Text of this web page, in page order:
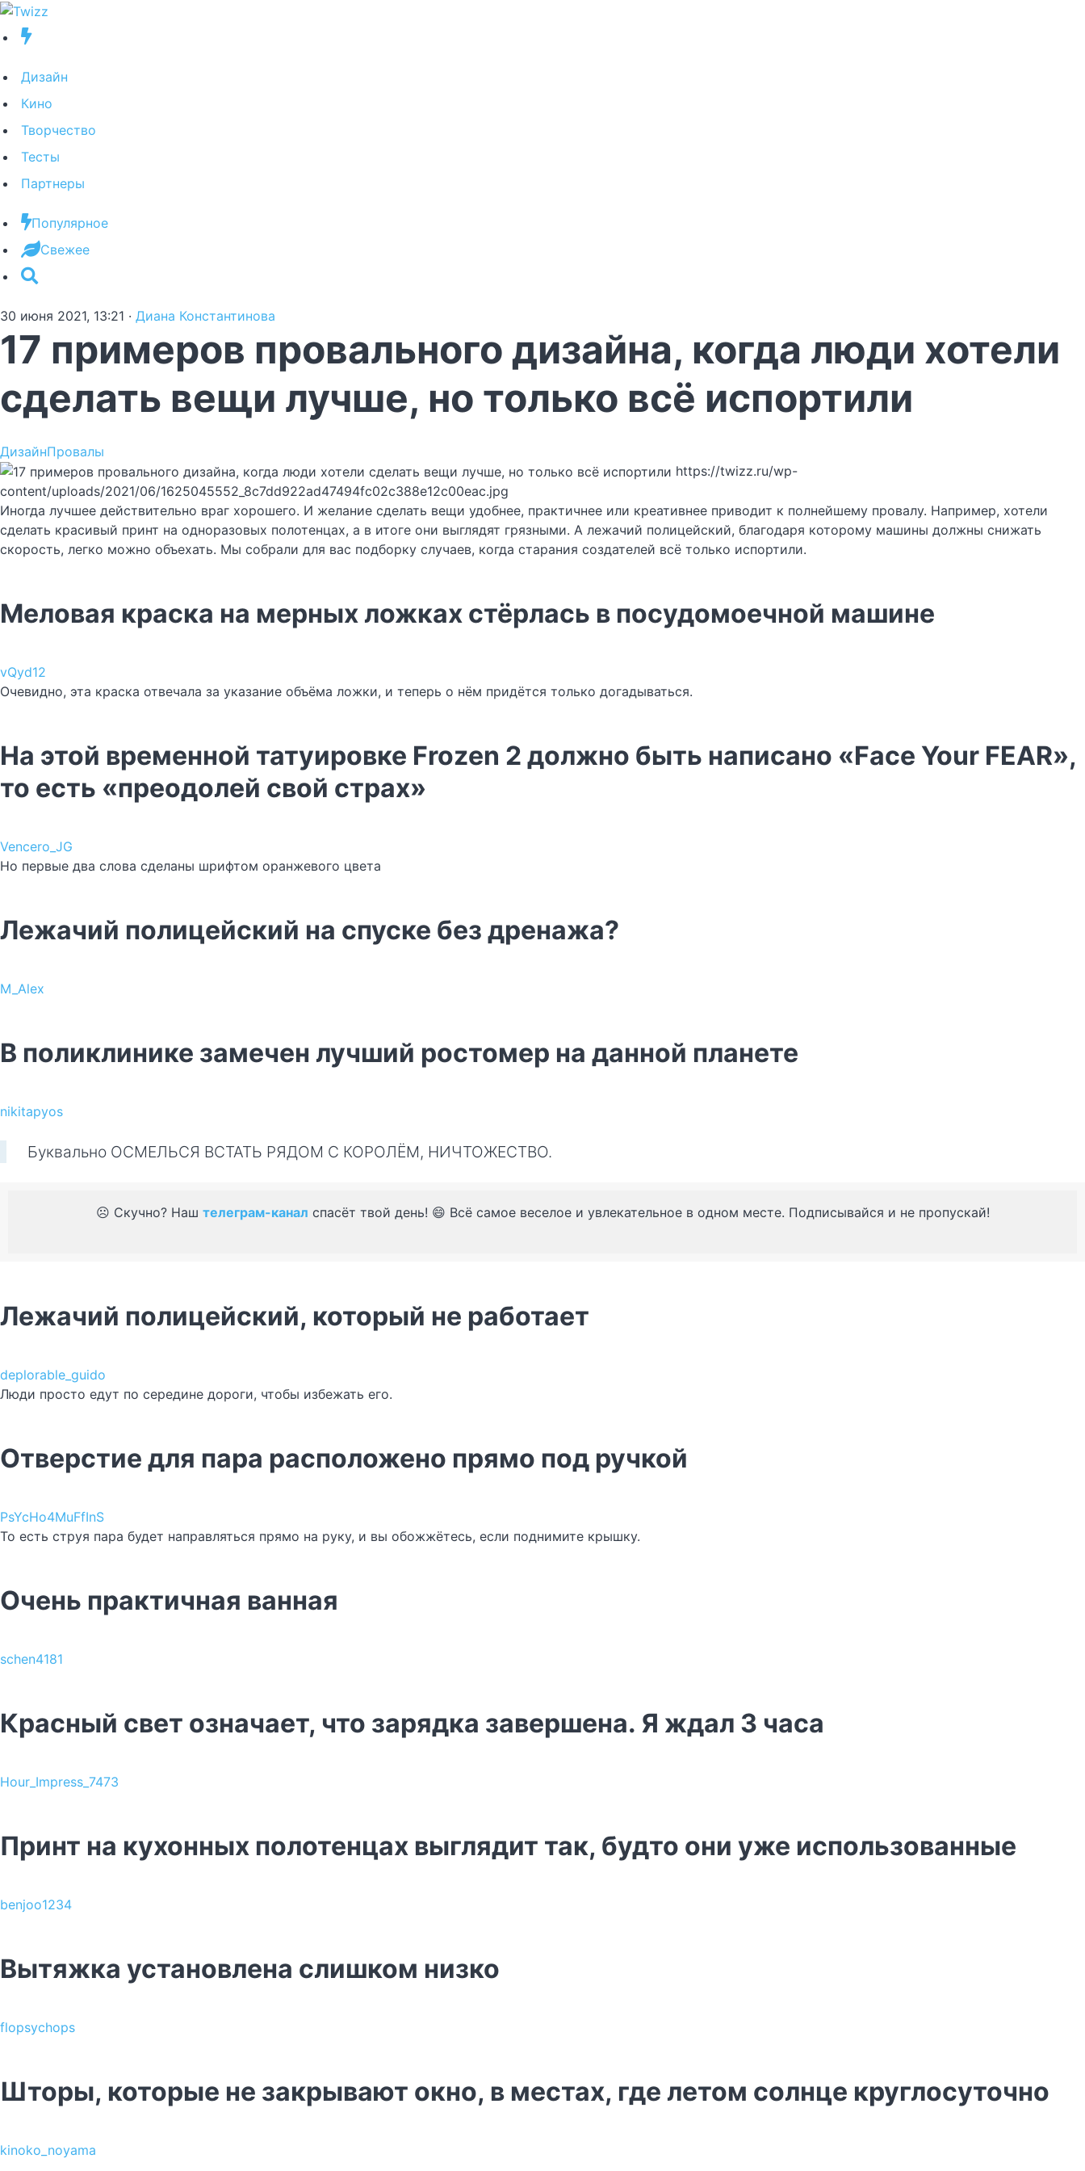
Дизайн
Кино
Творчество
Тесты
Партнеры
Популярное
Свежее
30 июня 2021, 13:21 · Диана Константинова
17 примеров провального дизайна, когда люди хотели
сделать вещи лучше, но только всё испортили
ДизайнПровалы
https://twizz.ru/wp-
content/uploads/2021/06/1625045552_8c7dd922ad47494fc02c388e12c00eac.jpg
Иногда лучшее действительно враг хорошего. И желание сделать вещи удобнее, практичнее или креативнее приводит к полнейшему провалу. Например, хотели
сделать красивый принт на одноразовых полотенцах, а в итоге они выглядят грязными. А лежачий полицейский, благодаря которому машины должны снижать
скорость, легко можно объехать. Мы собрали для вас подборку случаев, когда старания создателей всё только испортили.
Меловая краска на мерных ложках стёрлась в посудомоечной машине
vQyd12
Очевидно, эта краска отвечала за указание объёма ложки, и теперь о нём придётся только догадываться.
На этой временной татуировке Frozen 2 должно быть написано «Face Your FEAR»,
то есть «преодолей свой страх»
Vencero_JG
Но первые два слова сделаны шрифтом оранжевого цвета
Лежачий полицейский на спуске без дренажа?
M_Alex
В поликлинике замечен лучший ростомер на данной планете
nikitapyos
Буквально ОСМЕЛЬСЯ ВСТАТЬ РЯДОМ С КОРОЛЁМ, НИЧТОЖЕСТВО.
☹️ Скучно? Наш телеграм-канал спасёт твой день! 😄 Всё самое веселое и увлекательное в одном месте. Подписывайся и не пропускай!
Лежачий полицейский, который не работает
deplorable_guido
Люди просто едут по середине дороги, чтобы избежать его.
Отверстие для пара расположено прямо под ручкой
PsYcHo4MuFfInS
То есть струя пара будет направляться прямо на руку, и вы обожжётесь, если поднимите крышку.
Очень практичная ванная
schen4181
Красный свет означает, что зарядка завершена. Я ждал 3 часа
Hour_Impress_7473
Принт на кухонных полотенцах выглядит так, будто они уже использованные
benjoo1234
Вытяжка установлена слишком низко
flopsychops
Шторы, которые не закрывают окно, в местах, где летом солнце круглосуточно
kinoko_noyama